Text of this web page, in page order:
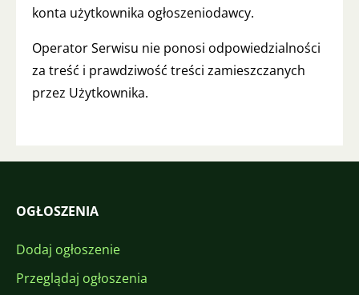
konta użytkownika ogłoszeniodawcy.
Operator Serwisu nie ponosi odpowiedzialności
za treść i prawdziwość treści zamieszczanych
przez Użytkownika.
OGŁOSZENIA
Dodaj ogłoszenie
Przeglądaj ogłoszenia